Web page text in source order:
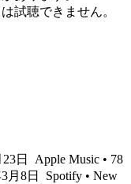
試聴できません。
日
Apple Music • 78
月8日
Spotify • New